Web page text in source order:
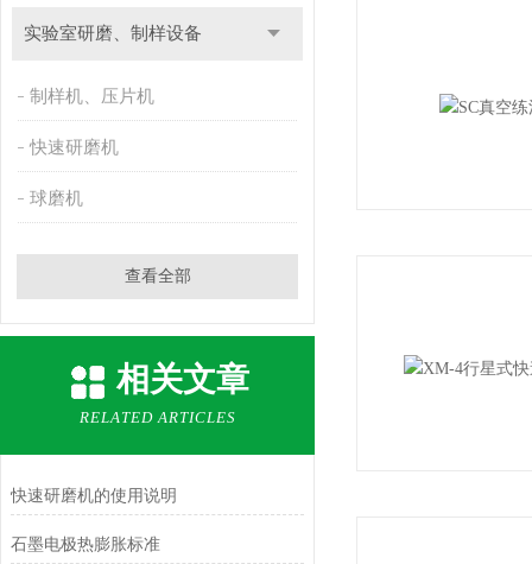
实验室研磨、制样设备
制样机、压片机
快速研磨机
球磨机
查看全部
相关文章
RELATED ARTICLES
快速研磨机的使用说明
石墨电极热膨胀标准